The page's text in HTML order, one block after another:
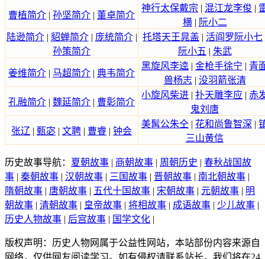
曹植简介 | 孙坚简介 | 董卓简介
神行太保戴宗 | 混江龙李俊 |
横| 阮小二
陆逊简介| 貂蝉简介| 庞统简介|
孙策简介
托塔天王晁盖 | 活阎罗阮小七
阮小五 | 朱武
姜维简介 | 马超简介 | 典韦简介
黑旋风李逵 | 金枪手徐宁 | 青
兽杨志| 没羽箭张清
孔融简介 | 魏延简介 | 曹彰简介
小旋风柴进 | 扑天雕李应 | 赤
鬼刘唐
张辽 | 甄宓 | 文聘 | 曹睿 | 钟会
美髯公朱仝 | 花和尚鲁智深 |
三山黄信
历史故事导航： 夏朝故事 | 商朝故事 | 周朝历史 | 春秋战国故
事 | 秦朝故事 | 汉朝故事 | 三国故事 | 晋朝故事 | 南北朝故事 |
隋朝故事 | 唐朝故事 | 五代十国故事 | 宋朝故事 | 元朝故事 | 明
朝故事 | 清朝故事 | 皇帝故事 | 将相故事 | 成语故事 | 少儿故事 |
历史人物故事 | 后宫故事 | 国学文化 |
版权声明：历史人物网属于公益性网站，本站部份内容来源自
网络，仅供网友阅读学习。如有侵权请联系站长，我们将在24